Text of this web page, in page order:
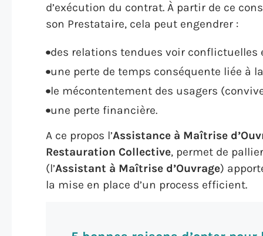
d’exécution du contrat. À partir de ce
son Prestataire, cela peut engendrer :
des relations tendues voir conflictuelles
une perte de temps conséquente liée à
le mécontentement des usagers
une perte financière.
A ce propos l’Assistance à Maîtrise
Restauration Collective, permet de
(l’Assistant à Maîtrise d’Ouvrage)
la mise en place d’un process efficient.